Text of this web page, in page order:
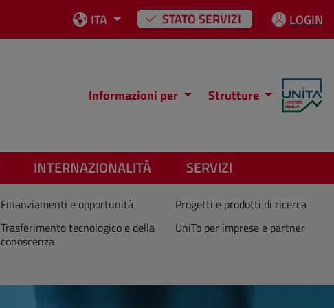
ITA STATO SERVIZI LOGIN
Informazioni per Strutture
INTERNAZIONALITÀ SERVIZI
Finanziamenti e opportunità
Progetti e prodotti di ricerca
Trasferimento tecnologico e della
conoscenza
UniTo per imprese e partner